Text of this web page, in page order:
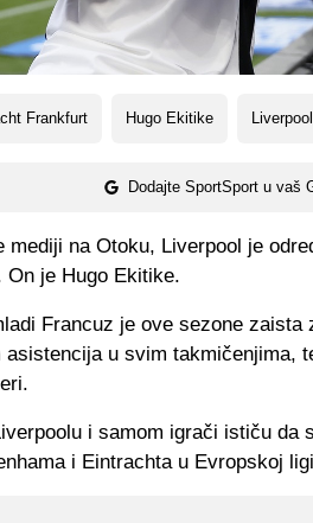
Frankfurt Hugo Ekitike Liverpool
Dodajte SportSport u vaš
mediji na Otoku, Liverpool je
On je Hugo Ekitike.
Francuz je ove sezone zaista
asistencija u svim takmičenjima,
i samom igrači ističu da
i Eintrachta u Evropskoj